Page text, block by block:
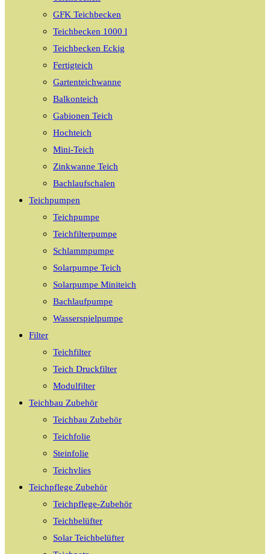
GFK Teichbecken
Teichbecken 1000 l
Teichbecken Eckig
Fertigteich
Gartenteichwanne
Balkonteich
Gabionen Teich
Hochteich
Mini-Teich
Zinkwanne Teich
Bachlaufschalen
Teichpumpen
Teichpumpe
Teichfilterpumpe
Schlammpumpe
Solarpumpe Teich
Solarpumpe Miniteich
Bachlaufpumpe
Wasserspielpumpe
Filter
Teichfilter
Teich Druckfilter
Modulfilter
Teichbau Zubehör
Teichbau Zubehör
Teichfolie
Steinfolie
Teichvlies
Teichpflege Zubehör
Teichpflege-Zubehör
Teichbelüfter
Solar Teichbelüfter